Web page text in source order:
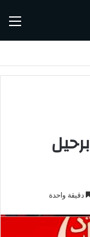
دقيقة واحدة